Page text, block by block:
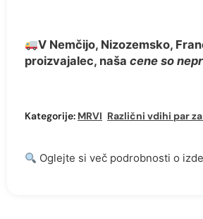
V Nemčijo, Nizozemsko,
proizvajalec, naša cene so
Kategorije: MRVI Različni vdihi par
Oglejte si več podrobnosti o